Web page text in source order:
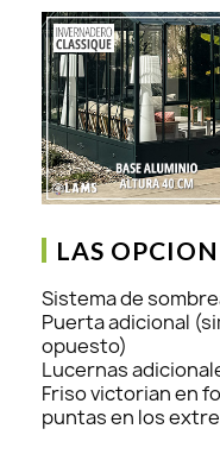
LAS
Sistema de
Puerta adicional
opuesto)
Lucernas
Friso victorian en
puntas en los